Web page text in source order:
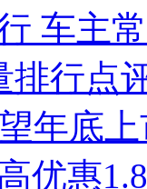
车主
排行点
年底
优惠